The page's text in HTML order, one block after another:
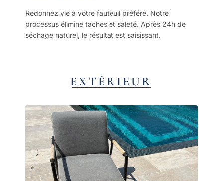
Redonnez vie à votre fauteuil préféré. Notre
processus élimine taches et saleté. Après 24h de
séchage naturel, le résultat est saisissant.
EXTÉRIEUR